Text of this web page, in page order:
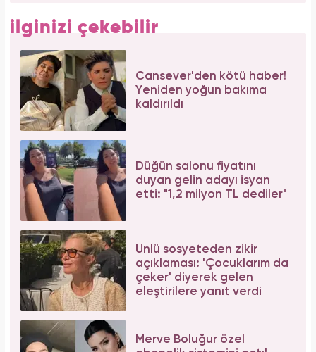
Bilim insanları hayret ediyor: Mimar Sinan'ın
depreme karşı geliştirdiği 5 dahice yöntem!